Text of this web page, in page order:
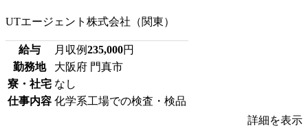
UTエージェント株式会社（関東）
給与 月収例235,000円
勤務地
大阪府 門真市
寮・社宅 なし
仕事内容 化学系工場での検査・検品
詳細を表示